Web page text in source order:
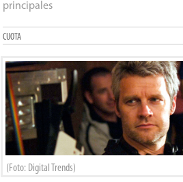
principales
CUOTA
(Foto: Digital Trends)